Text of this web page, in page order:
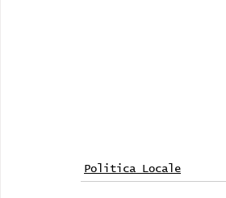
Politica Locale